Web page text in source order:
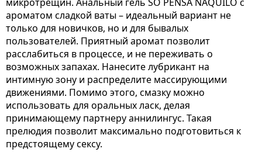
ароматом сладкой ваты – идеальный вариант не
только для новичков, но и для бывалых
пользователей. Приятный аромат позволит
расслабиться в процессе, и не переживать о
возможных запахах. Нанесите лубрикант на
интимную зону и распределите массирующими
движениями. Помимо этого, смазку можно
использовать для оральных ласк, делая
принимающему партнеру аннилингус. Такая
прелюдия позволит максимально подготовиться к
предстоящему сексу.